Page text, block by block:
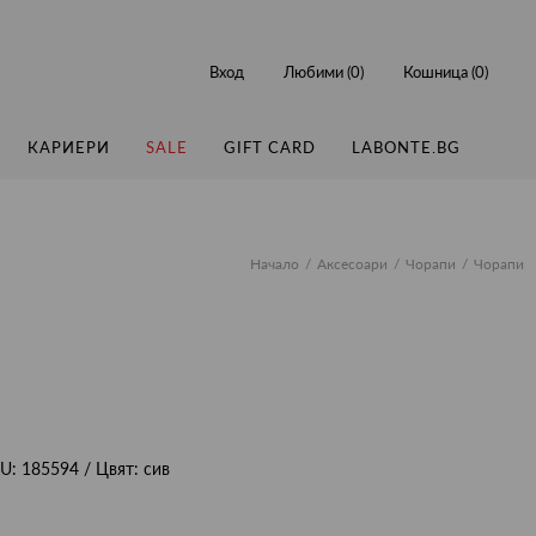
КАРИЕРИ SALE GIFT CARD LABONTE.BG
Вход Любими (0) Кошница (0)
Начало Аксесоари Чорапи Чорапи
185594 / Цвят: сив